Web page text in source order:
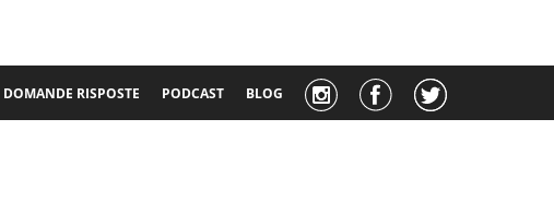
DOMANDE RISPOSTE PODCAST BLOG